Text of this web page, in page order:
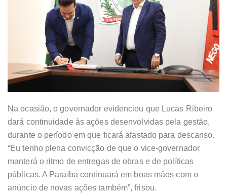
Na ocasião, o governador evidenciou que Lucas Ribeiro
dará continuidade às ações desenvolvidas pela gestão,
durante o período em que ficará afastado para descanso.
“Eu tenho plena convicção de que o vice-governador
manterá o ritmo de entregas de obras e de políticas
públicas. A Paraíba continuará em boas mãos com o
anúncio de novas ações também”, frisou.